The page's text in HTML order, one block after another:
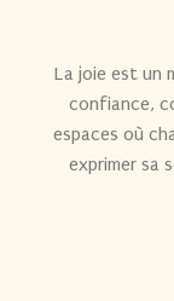
La joie est un
confiance,
espaces où
exprimer sa